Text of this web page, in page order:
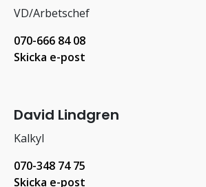
VD/Arbetschef
070-666 84 08
Skicka e-post
David Lindgren
Kalkyl
070-348 74 75
Skicka e-post